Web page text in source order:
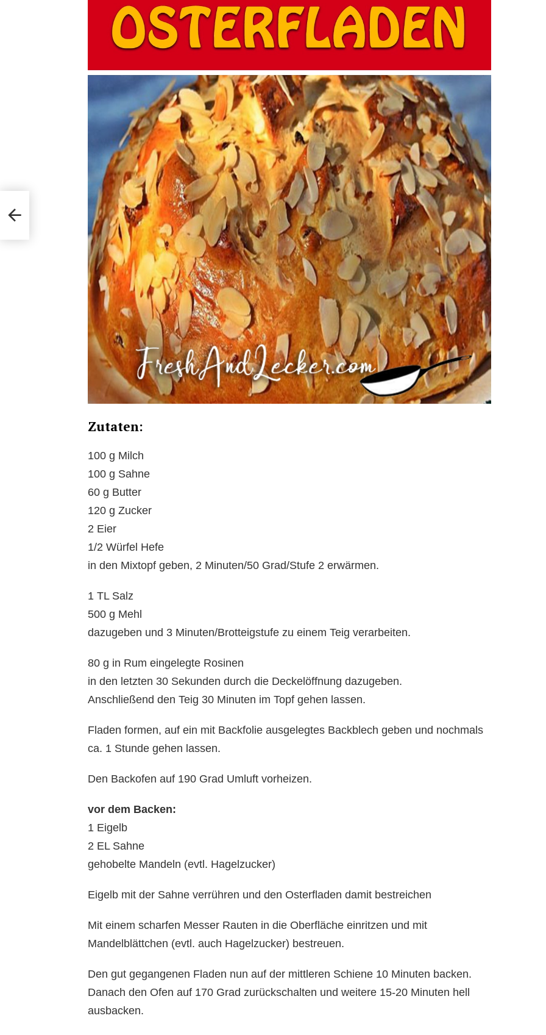
Zutaten:
100 g Milch
100 g Sahne
60 g Butter
120 g Zucker
2 Eier
1/2 Würfel Hefe
in den Mixtopf geben, 2 Minuten/50 Grad/Stufe 2 erwärmen.
1 TL Salz
500 g Mehl
dazugeben und 3 Minuten/Brotteigstufe zu einem Teig verarbeiten.
80 g in Rum eingelegte Rosinen
in den letzten 30 Sekunden durch die Deckelöffnung dazugeben.
Anschließend den Teig 30 Minuten im Topf gehen lassen.
Fladen formen, auf ein mit Backfolie ausgelegtes Backblech geben und nochmals
ca. 1 Stunde gehen lassen.
Den Backofen auf 190 Grad Umluft vorheizen.
vor dem Backen:
1 Eigelb
2 EL Sahne
gehobelte Mandeln (evtl. Hagelzucker)
Eigelb mit der Sahne verrühren und den Osterfladen damit bestreichen
Mit einem scharfen Messer Rauten in die Oberfläche einritzen und mit
Mandelblättchen (evtl. auch Hagelzucker) bestreuen.
Den gut gegangenen Fladen nun auf der mittleren Schiene 10 Minuten backen.
Danach den Ofen auf 170 Grad zurückschalten und weitere 15-20 Minuten hell
ausbacken.